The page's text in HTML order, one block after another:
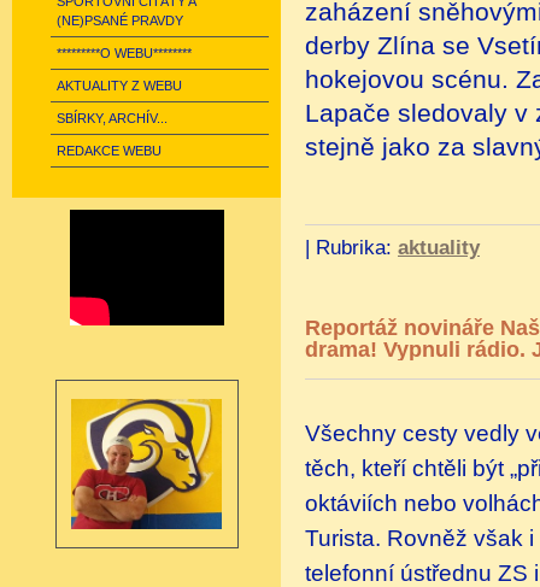
(NE)PSANÉ PRAVDY
*********O WEBU********
AKTUALITY Z WEBU
SBÍRKY, ARCHÍV...
REDAKCE WEBU
zaházení
derby Zlína se
hokejovou scénu.
Lapače sledovaly v
stejně jako za
| Rubrika: aktuality
Reportáž novináře
drama! Vypnuli rádio.
Všechny cesty vedly
těch, kteří chtěli být
oktáviích nebo
Turista. Rovněž však
telefonní ústřednu ZS